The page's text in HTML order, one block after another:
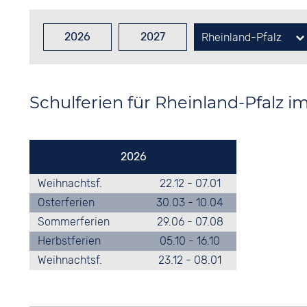
2026 2027
Rheinland-Pfalz
Niedersachsen
Schulferien für Rheinland-Pfalz
2026
Weihnachtsf.
22.12 - 07.01
Osterferien
30.03 - 10.04
Sommerferien
29.06 - 07.08
Herbstferien
05.10 - 16.10
Weihnachtsf.
23.12 - 08.01